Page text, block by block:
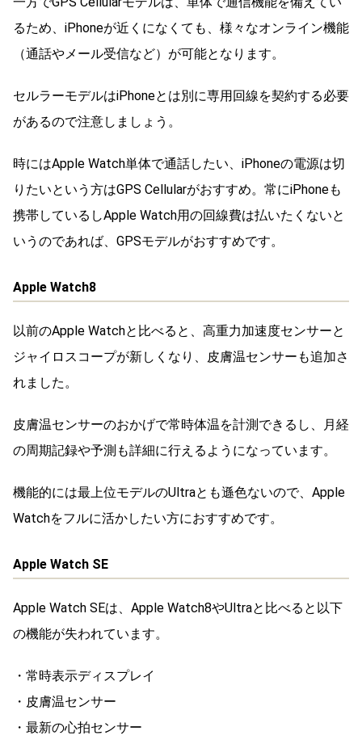
るため、iPhoneが近くになくても、様々なオンライン機能
（通話やメール受信など）が可能となります。
セルラーモデルはiPhoneとは別に専用回線を契約する必要
があるので注意しましょう。
時にはApple Watch単体で通話したい、iPhoneの電源は切
りたいという方はGPS Cellularがおすすめ。常にiPhoneも
携帯しているしApple Watch用の回線費は払いたくないと
いうのであれば、GPSモデルがおすすめです。
Apple Watch8
以前のApple Watchと比べると、高重力加速度センサーと
ジャイロスコープが新しくなり、皮膚温センサーも追加さ
れました。
皮膚温センサーのおかげで常時体温を計測できるし、月経
の周期記録や予測も詳細に行えるようになっています。
機能的には最上位モデルのUltraとも遜色ないので、Apple
Watchをフルに活かしたい方におすすめです。
Apple Watch SE
Apple Watch SEは、Apple Watch8やUltraと比べると以下
の機能が失われています。
・常時表示ディスプレイ
・皮膚温センサー
・最新の心拍センサー